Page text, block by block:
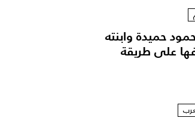
حميدة وابنته
على طريقة